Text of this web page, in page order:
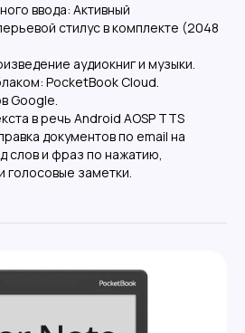
ввода: Активный
стилус в комплекте (2048
аудиокниг и музыки.
PocketBook Cloud.
Google.
в речь Android AOSP TTS
документов по email на
слов и фраз по нажатию,
голосовые заметки.